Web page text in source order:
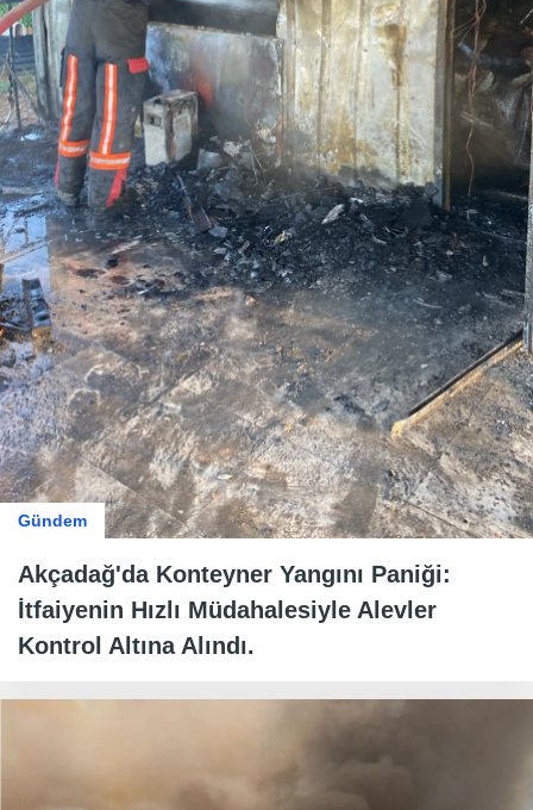
Gündem
Akçadağ'da Konteyner Yangını Paniği:
İtfaiyenin Hızlı Müdahalesiyle Alevler
Kontrol Altına Alındı.